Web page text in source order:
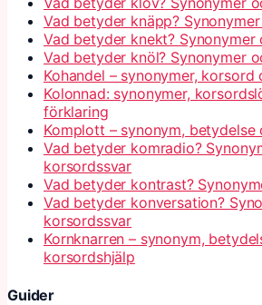
Vad betyder knäpp?
Vad betyder knekt?
Vad betyder knöl? Synonymer
Kohandel – synonymer, korsord
Kolonnad: synonymer,
förklaring
Komplott – synonym,
Vad betyder komradio?
korsordssvar
Vad betyder kontrast?
Vad betyder konversation?
korsordssvar
Kornknarren – synonym,
korsordshjälp
Guider